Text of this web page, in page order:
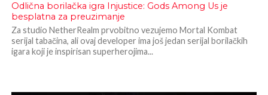
Odlična borilačka igra Injustice: Gods Among Us je
besplatna za preuzimanje
Za studio NetherRealm prvobitno vezujemo Mortal Kombat
serijal tabačina, ali ovaj developer ima još jedan serijal borilačkih
igara koji je inspirisan superherojima...